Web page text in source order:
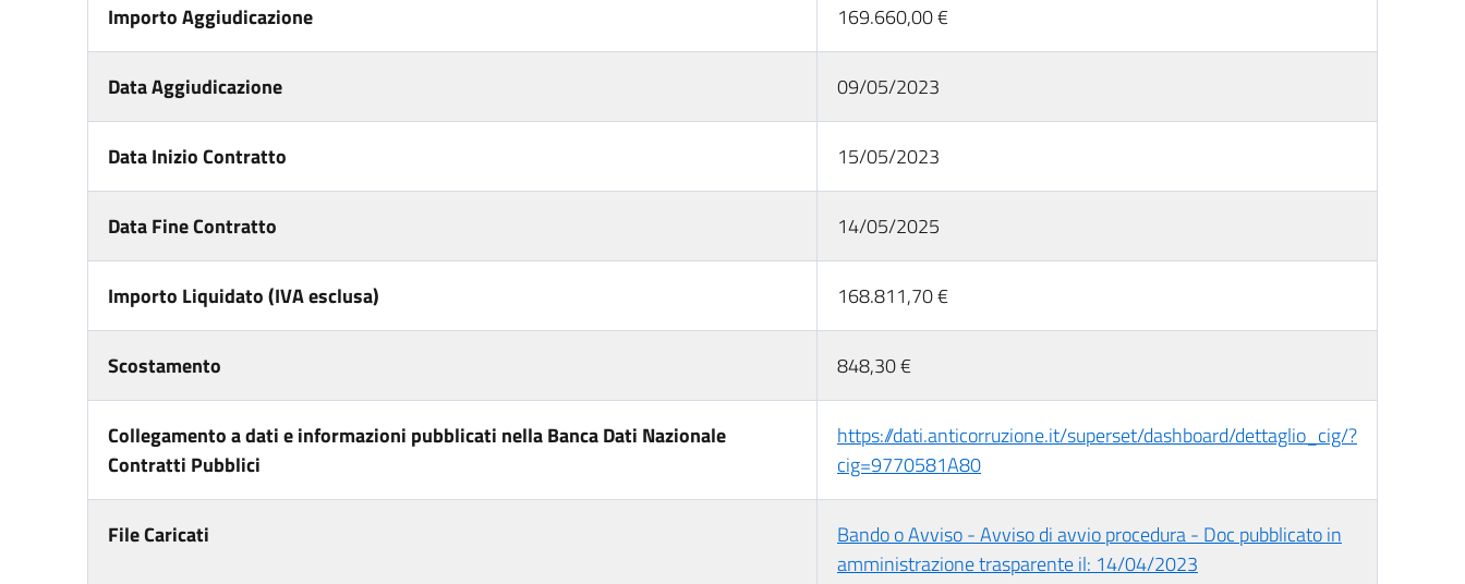
Importo Aggiudicazione 169.660,00 €
Data Aggiudicazione 09/05/2023
Data Inizio Contratto 15/05/2023
Data Fine Contratto 14/05/2025
Importo Liquidato (IVA esclusa) 168.811,70 €
Scostamento 848,30 €
Collegamento a dati e informazioni pubblicati nella Banca Dati Nazionale
Contratti Pubblici
https://dati.anticorruzione.it/superset/dashboard/dettaglio_cig/?
cig=9770581A80
File Caricati
Bando o Avviso - Avviso di avvio procedura - Doc pubblicato in
amministrazione trasparente il: 14/04/2023